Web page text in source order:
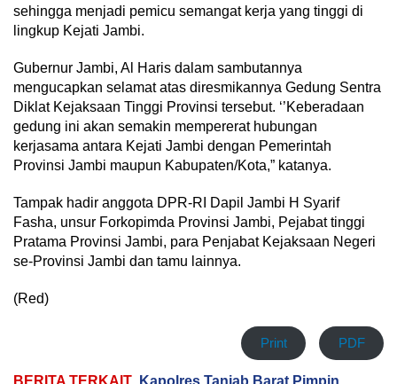
sehingga menjadi pemicu semangat kerja yang tinggi di
lingkup Kejati Jambi.
Gubernur Jambi, Al Haris dalam sambutannya
mengucapkan selamat atas diresmikannya Gedung Sentra
Diklat Kejaksaan Tinggi Provinsi tersebut. ‘’Keberadaan
gedung ini akan semakin mempererat hubungan
kerjasama antara Kejati Jambi dengan Pemerintah
Provinsi Jambi maupun Kabupaten/Kota,” katanya.
Tampak hadir anggota DPR-RI Dapil Jambi H Syarif
Fasha, unsur Forkopimda Provinsi Jambi, Pejabat tinggi
Pratama Provinsi Jambi, para Penjabat Kejaksaan Negeri
se-Provinsi Jambi dan tamu lainnya.
(Red)
Print PDF
BERITA TERKAIT
Kapolres Tanjab Barat Pimpin